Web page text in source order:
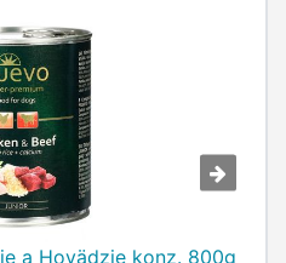
a Hovädzie konz. 800g